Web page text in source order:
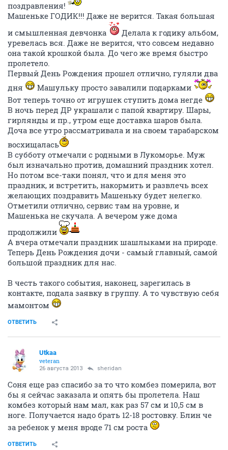
поздравления!
Машеньке ГОДИК!!! Даже не верится. Такая большая
и смышленная девчонка
Делала к годику альбом,
уревелась вся. Даже не верится, что совсем недавно
она такой крошкой была. До чего же время быстро
пролетело.
Первый День Рождения прошел отлично, гуляли два
дня
Машульку просто завалили подарками
Вот теперь точно от игрушек ступить дома негде
В ночь перед ДР украшали с папой квартиру. Шары,
гирлянды и пр., утром еще доставка шаров была.
Доча все утро рассматривала и на своем тарабарском
восхищалась
В субботу отмечали с родными в Лукоморье. Муж
был изначально против, домашний праздник хотел.
Но потом все-таки понял, что и для меня это
праздник, и встретить, накормить и развлечь всех
желающих поздравить Машеньку будет нелегко.
Отметили отлично, сервис там на уровне, и
Машенька не скучала. А вечером уже дома
продолжили
А вчера отмечали праздник шашлыками на природе.
Теперь День Рождения дочи - самый главный, самой
большой праздник для нас.
В честь такого события, наконец, зарегилась в
контакте, подала заявку в группу. А то чувствую себя
мамонтом
ОТВЕТИТЬ
Utkaa
veteran
26 августа 2013 sheridan
Соня еще раз спасибо за то что комбез померила, вот
бы я сейчас заказала и опять бы пролетела. Наш
комбез который нам мал, как раз 57 см и 10,5 см в
ноге. Получается надо брать 12-18 ростовку. Блин че
за ребенок у меня вроде 71 см роста
ОТВЕТИТЬ